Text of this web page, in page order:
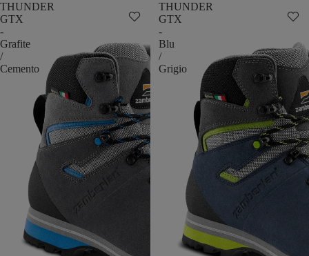
THUNDER
GTX
-
Grafite
/
Cemento
THUNDER
GTX
-
Blu
/
Grigio